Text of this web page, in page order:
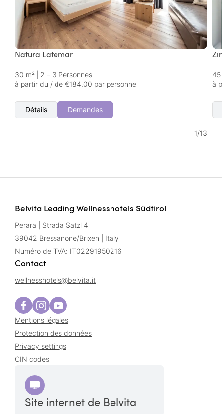
Natura Latemar
30 m²
2 – 3 Personnes
à partir du / de €184.00 par personne
Détails Demandes
45
à
1/13
Belvita Leading Wellnesshotels Südtirol
Perara | Strada Satzl 4
39042 Bressanone/Brixen | Italy
Numéro de TVA: IT02291950216
Contact
wellnesshotels@belvita.it
Mentions légales
Protection des données
Privacy settings
CIN codes
Site internet de Belvita